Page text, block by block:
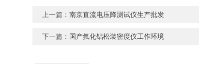
上一篇：南京直流电压降测试仪生产批发
下一篇： 国产氟化铝松装密度仪工作环境